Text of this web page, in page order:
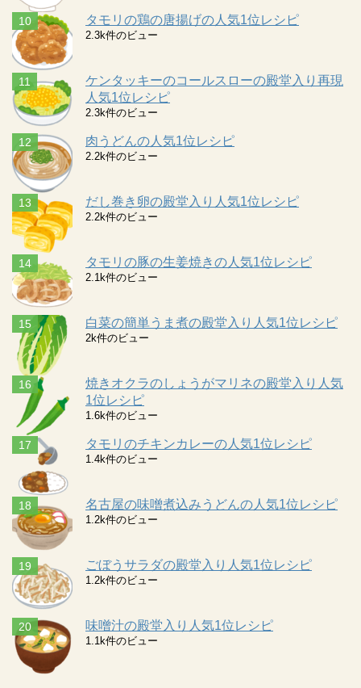
タモリの鶏の唐揚げの人気1位レシピ
2.3k件のビュー
ケンタッキーのコールスローの殿堂入り再現
人気1位レシピ
2.3k件のビュー
肉うどんの人気1位レシピ
2.2k件のビュー
だし巻き卵の殿堂入り人気1位レシピ
2.2k件のビュー
タモリの豚の生姜焼きの人気1位レシピ
2.1k件のビュー
白菜の簡単うま煮の殿堂入り人気1位レシピ
2k件のビュー
焼きオクラのしょうがマリネの殿堂入り人気
1位レシピ
1.6k件のビュー
タモリのチキンカレーの人気1位レシピ
1.4k件のビュー
名古屋の味噌煮込みうどんの人気1位レシピ
1.2k件のビュー
ごぼうサラダの殿堂入り人気1位レシピ
1.2k件のビュー
味噌汁の殿堂入り人気1位レシピ
1.1k件のビュー